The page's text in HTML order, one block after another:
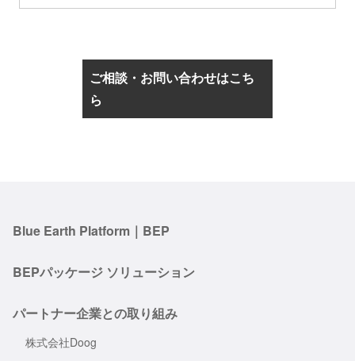
ご相談・お問い合わせはこち
ら
Blue Earth Platform｜BEP
BEPパッケージ ソリューション
パートナー企業との取り組み
株式会社Doog